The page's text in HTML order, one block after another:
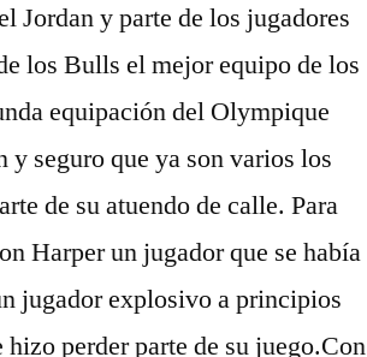
Jordan y parte de los jugadores
los Bulls el mejor equipo de los
equipación del Olympique
seguro que ya son varios los
de su atuendo de calle. Para
Harper un jugador que se había
jugador explosivo a principios
perder parte de su juego.Con